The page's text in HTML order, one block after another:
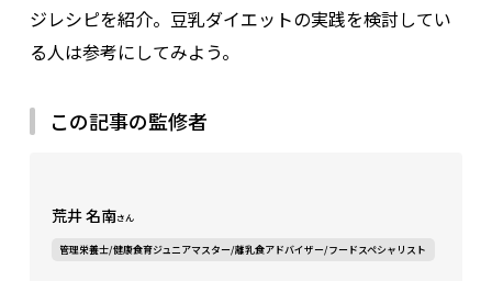
ジレシピを紹介。豆乳ダイエットの実践を検討してい
る人は参考にしてみよう。
この記事の監修者
荒井 名南さん
管理栄養士/健康食育ジュニアマスター/離乳食アドバイザー/フードスペシャリスト